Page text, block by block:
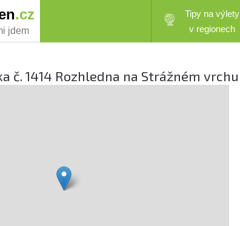
.cz
jdem
Tipy na výlety
v regionech
č. 1414 Rozhledna na Strážném vrchu